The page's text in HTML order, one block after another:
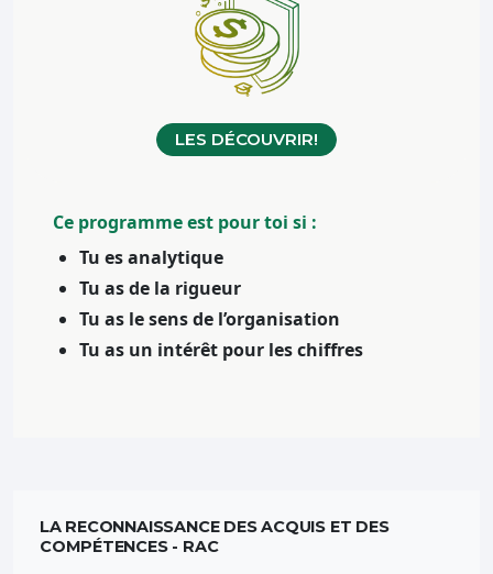
LES DÉCOUVRIR!
Ce programme est pour toi si :
Tu es analytique
Tu as de la rigueur
Tu as le sens de l’organisation
Tu as un intérêt pour les chiffres
LA RECONNAISSANCE DES ACQUIS ET DES
COMPÉTENCES - RAC